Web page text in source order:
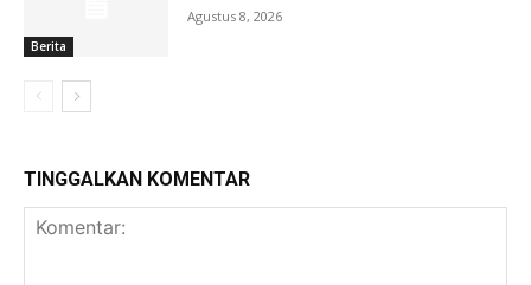
Berita
Agustus 8, 2026
TINGGALKAN KOMENTAR